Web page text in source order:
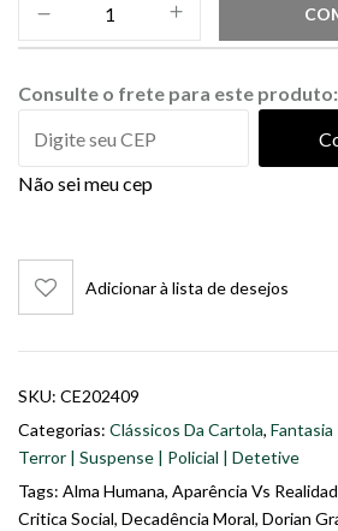
Consulte o frete para este produto:
Não sei meu cep
Adicionar à lista de desejos
SKU: CE202409
Categorias: Clássicos Da Cartola, Fantasia
Terror | Suspense | Policial | Detetive
Tags: Alma Humana, Aparência Vs
Critica Social, Decadência Moral, Dorian